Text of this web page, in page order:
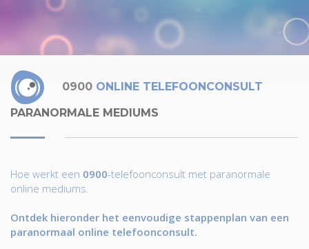
0900 ONLINE TELEFOONCONSULT
PARANORMALE MEDIUMS
Hoe werkt een 0900-telefoonconsult met paranormale
online mediums.
Ontdek hieronder het eenvoudige stappenplan van een
paranormaal online telefoonconsult.